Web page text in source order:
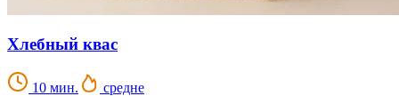
Хлебный квас
10 мин. средне